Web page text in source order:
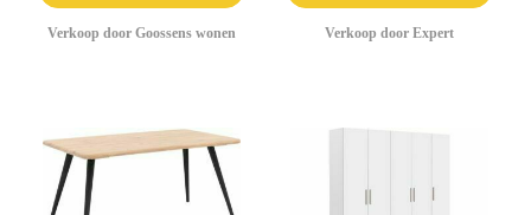
Verkoop door Goossens wonen Verkoop door Expert